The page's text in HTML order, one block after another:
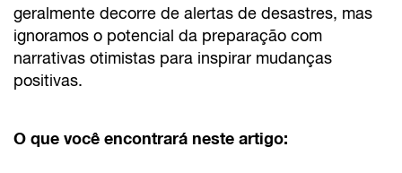
geralmente decorre de alertas de desastres, mas
ignoramos o potencial da preparação com
narrativas otimistas para inspirar mudanças
positivas.
O que você encontrará neste artigo: